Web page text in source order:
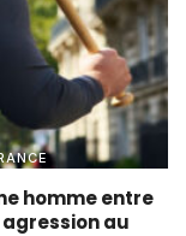
homme entre
au